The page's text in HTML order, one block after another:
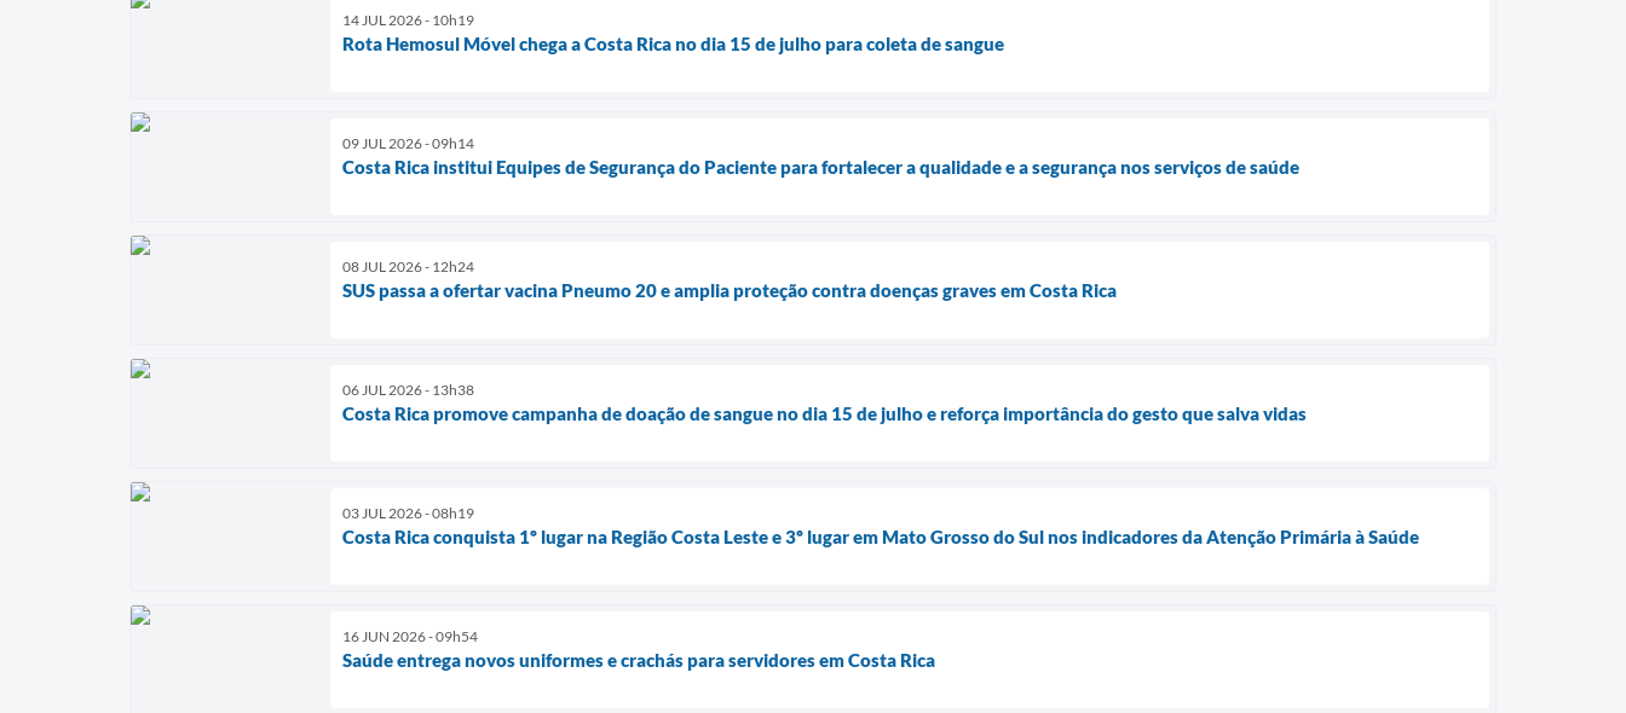
14 JUL 2026 - 10h19
Rota Hemosul Móvel chega a Costa Rica no dia 15 de julho para coleta de sangue
09 JUL 2026 - 09h14
Costa Rica institui Equipes de Segurança do Paciente para fortalecer a qualidade e a segurança nos serviços de saúde
08 JUL 2026 - 12h24
SUS passa a ofertar vacina Pneumo 20 e amplia proteção contra doenças graves em Costa Rica
06 JUL 2026 - 13h38
Costa Rica promove campanha de doação de sangue no dia 15 de julho e reforça importância do gesto que salva vidas
03 JUL 2026 - 08h19
Costa Rica conquista 1º lugar na Região Costa Leste e 3º lugar em Mato Grosso do Sul nos indicadores da Atenção Primária à Saúde
16 JUN 2026 - 09h54
Saúde entrega novos uniformes e crachás para servidores em Costa Rica